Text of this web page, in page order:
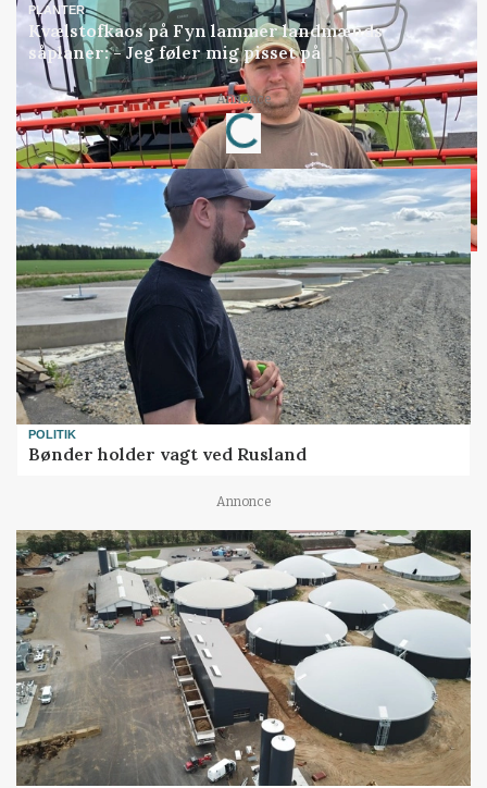
PLANTER
Kvælstofkaos på Fyn lammer landmænds
såplaner: - Jeg føler mig pisset på
Annonce
Loading...
POLITIK
Bønder holder vagt ved Rusland
Annonce